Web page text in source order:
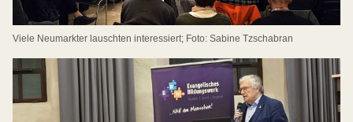
Viele Neumarkter lauschten interessiert; Foto: Sabine Tzschabran